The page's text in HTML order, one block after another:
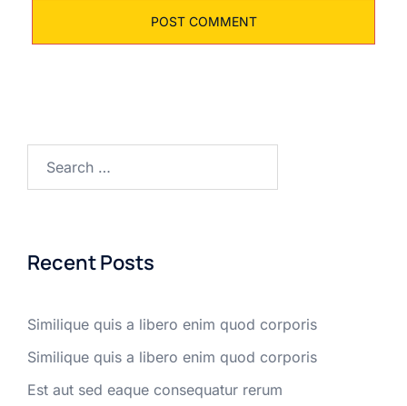
Recent Posts
Similique quis a libero enim quod corporis
Similique quis a libero enim quod corporis
Est aut sed eaque consequatur rerum